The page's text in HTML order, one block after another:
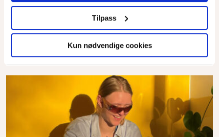
Tilpass
Kun nødvendige cookies
Badstuer bygget av gjenbruksmaterialer er blitt en suksess.